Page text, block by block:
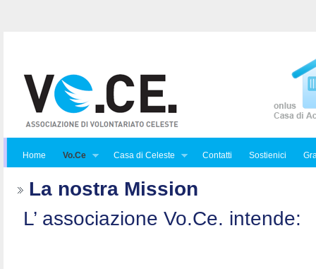
Home Vo.Ce Casa di Celeste Contatti Sostienici
La nostra Mission
L’ associazione Vo.Ce. intende: